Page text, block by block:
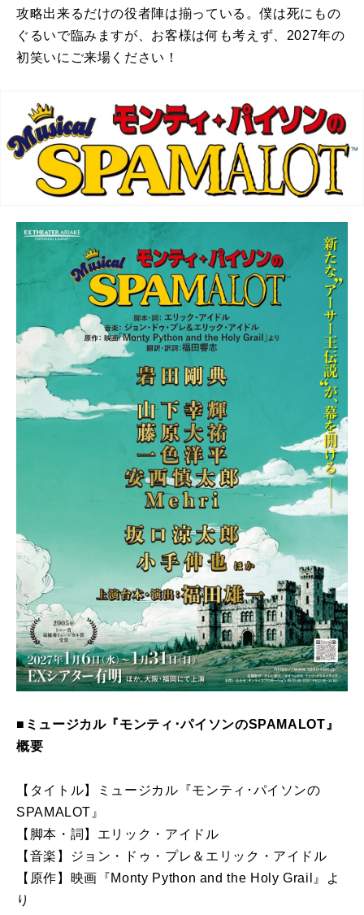
攻略出来るだけの役者陣は揃っている。僕は死にもの
ぐるいで臨みますが、お客様は何も考えず、2027年の
初笑いにご来場ください！
■ミュージカル『モンティ･パイソンのSPAMALOT』
概要
【タイトル】ミュージカル『モンティ･パイソンの
SPAMALOT』
【脚本・詞】エリック・アイドル
【音楽】ジョン・ドゥ・プレ＆エリック・アイドル
【原作】映画『Monty Python and the Holy Grail』よ
り